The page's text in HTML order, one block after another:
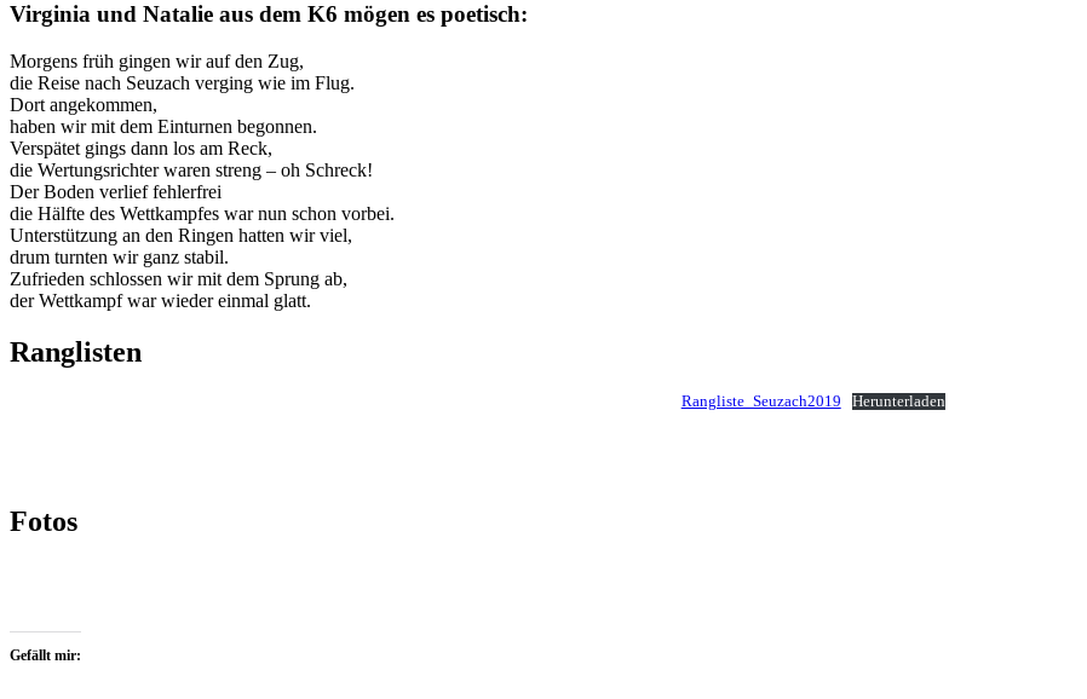
Virginia und Natalie aus dem K6 mögen es poetisch:
Morgens früh gingen wir auf den Zug,
die Reise nach Seuzach verging wie im Flug.
Dort angekommen,
haben wir mit dem Einturnen begonnen.
Verspätet gings dann los am Reck,
die Wertungsrichter waren streng – oh Schreck!
Der Boden verlief fehlerfrei
die Hälfte des Wettkampfes war nun schon vorbei.
Unterstützung an den Ringen hatten wir viel,
drum turnten wir ganz stabil.
Zufrieden schlossen wir mit dem Sprung ab,
der Wettkampf war wieder einmal glatt.
Ranglisten
Rangliste_Seuzach2019 Herunterladen
Fotos
Gefällt mir: